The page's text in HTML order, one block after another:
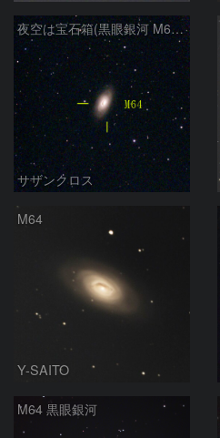
夜空は宝石箱(黒眼銀河 M64) Seestar50
サザンクロス
M64
Y-SAITO
M64 黒眼銀河